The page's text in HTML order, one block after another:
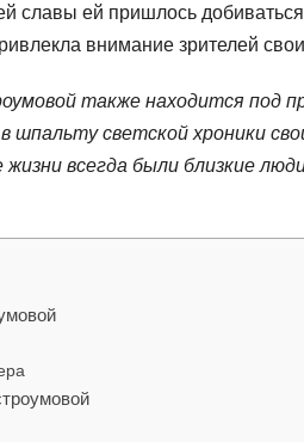
славы ей пришлось
внимание зрителей
также находится под
шпальту светской хроники
всегда были близкие